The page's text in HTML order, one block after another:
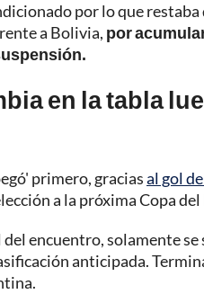
por lo que
a Bolivia, por
en la tabla
primero, graciasal gol
a la próxima Copa
encuentro, solamente
anticipada.